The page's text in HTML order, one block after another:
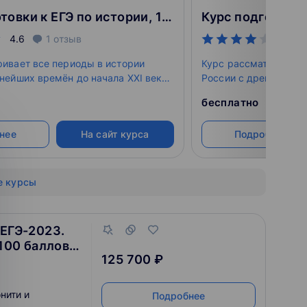
Курс подготовки к ЕГЭ по истории, 11 класс
4.6 1 отзыв
все периоды в истории
времён до начала XXI века,
На сайт курса
Курс рассматривает
России с
решать задания
бесплатно
Подробнее
курсы
2023.
баллов.
и
125 700 ₽
Подробнее